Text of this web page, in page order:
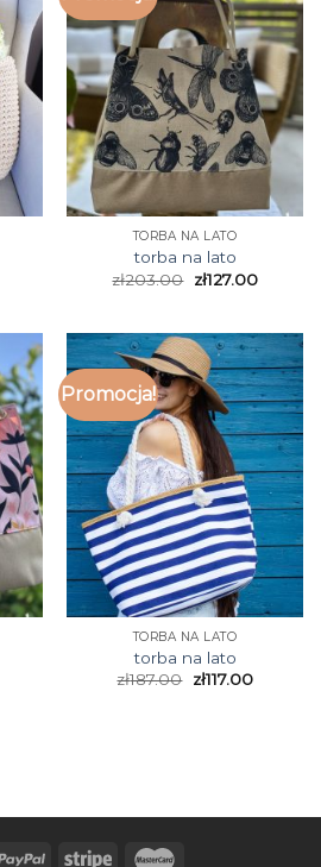
TORBA NA LATO
torba na lato
zł203.00 zł127.00
Promocja!
TORBA NA LATO
torba na lato
zł187.00 zł117.00